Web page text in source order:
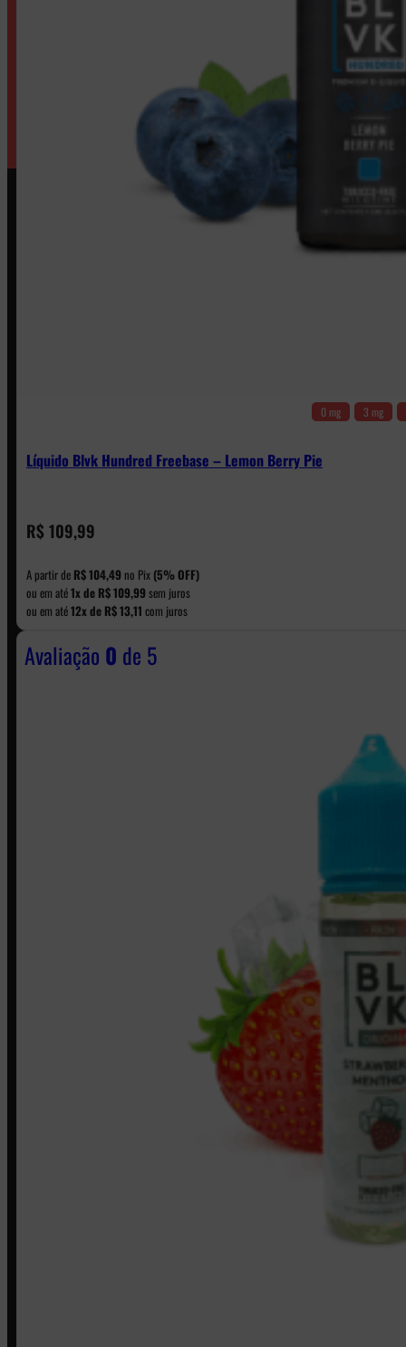
0 mg 3 mg
Líquido Blvk Hundred Freebase – Lemon Berry Pie
R$ 109,99
A partir de R$104,49 no Pix (5% OFF)
ou em até1x de R$109,99 sem juros
ou em até12x de R$13,11 com juros
Avaliação 0 de 5
WhatsApp: (11) 5229-0120
Horário: Política de Horario e Fretes
Política de Frete e Pagamento